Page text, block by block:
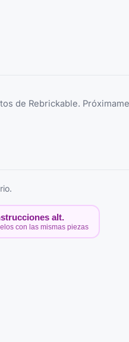
de Rebrickable.
alt.
con las mismas piezas